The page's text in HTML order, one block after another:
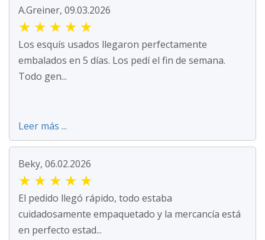
A.Greiner, 09.03.2026
★ ★ ★ ★ ★
Los esquís usados llegaron perfectamente
embalados en 5 días. Los pedí el fin de semana.
Todo gen...
Leer más ...
Beky, 06.02.2026
★ ★ ★ ★ ★
El pedido llegó rápido, todo estaba
cuidadosamente empaquetado y la mercancía está
en perfecto estad...